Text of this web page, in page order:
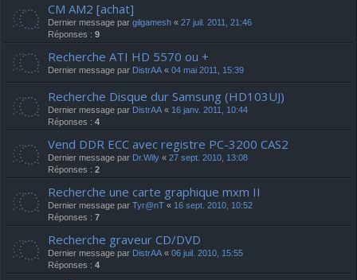
CM AM2 [achat]
Dernier message par gilgamesh « 27 juil. 2011, 21:46
Réponses : 9
Recherche ATI HD 5570 ou +
Dernier message par DistrAA « 04 mai 2011, 15:39
Recherche Disque dur Samsung (HD103UJ)
Dernier message par DistrAA « 16 janv. 2011, 10:44
Réponses : 4
Vend DDR ECC avec registre PC-3200 CAS2
Dernier message par Dr.Wily « 27 sept. 2010, 13:08
Réponses : 2
Recherche une carte graphique mxm II
Dernier message par Tyr@nT « 16 sept. 2010, 10:52
Réponses : 7
Recherche graveur CD/DVD
Dernier message par DistrAA « 06 juil. 2010, 15:55
Réponses : 4